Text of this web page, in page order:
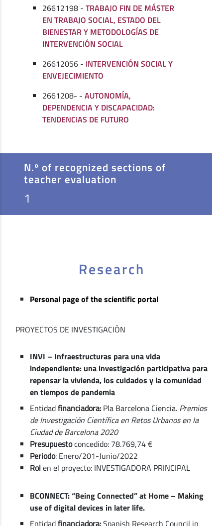
26612198 -TRABAJO FIN DE MÁSTER
EN TRABAJO SOCIAL, ESTADO DEL
BIENESTAR Y METODOLOGÍAS DE
INTERVENCIÓN SOCIAL
26612056 - INTERVENCIÓN SOCIAL Y
ENVEJECIMIENTO
2661208- -AUTONOMÍA,
DEPENDENCIA Y DISCAPACIDAD:
TENDENCIAS DE FUTURO
N.º of recognized sections of
teacher evaluation
1
Research
Personal page of the scientific portal
PROYECTOS DE INVESTIGACIÓN
INVI – Infraestructuras para una vida
independiente: una investigación participativa para
repensar la vivienda, los cuidados y la comunidad
en tiempos de pandemia
Entidadfinanciadora:Pla Barcelona Ciencia. Premios
de Investigación Científica en Retos Urbanos en la
Ciudad de Barcelona 2020
Presupuestoconcedido: 78.769,74 €
Periodo: Enero/201-Junio/2022
Rolen el proyecto: INVESTIGADORA PRINCIPAL
BCONNECT: “Being Connected” at Home – Making
use of digital devices in later life.
Entidadfinanciadora:Spanish Research Council in